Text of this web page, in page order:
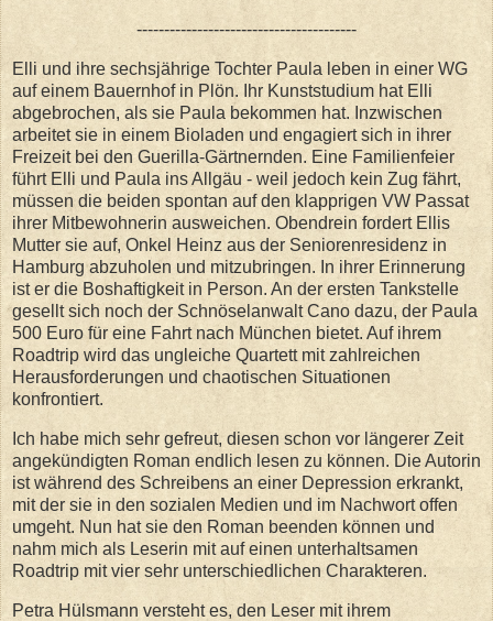
----------------------------------------
Elli und ihre sechsjährige Tochter Paula leben in einer WG
auf einem Bauernhof in Plön. Ihr Kunststudium hat Elli
abgebrochen, als sie Paula bekommen hat. Inzwischen
arbeitet sie in einem Bioladen und engagiert sich in ihrer
Freizeit bei den Guerilla-Gärtnernden. Eine Familienfeier
führt Elli und Paula ins Allgäu - weil jedoch kein Zug fährt,
müssen die beiden spontan auf den klapprigen VW Passat
ihrer Mitbewohnerin ausweichen. Obendrein fordert Ellis
Mutter sie auf, Onkel Heinz aus der Seniorenresidenz in
Hamburg abzuholen und mitzubringen. In ihrer Erinnerung
ist er die Boshaftigkeit in Person. An der ersten Tankstelle
gesellt sich noch der Schnöselanwalt Cano dazu, der Paula
500 Euro für eine Fahrt nach München bietet. Auf ihrem
Roadtrip wird das ungleiche Quartett mit zahlreichen
Herausforderungen und chaotischen Situationen
konfrontiert.
Ich habe mich sehr gefreut, diesen schon vor längerer Zeit
angekündigten Roman endlich lesen zu können. Die Autorin
ist während des Schreibens an einer Depression erkrankt,
mit der sie in den sozialen Medien und im Nachwort offen
umgeht. Nun hat sie den Roman beenden können und
nahm mich als Leserin mit auf einen unterhaltsamen
Roadtrip mit vier sehr unterschiedlichen Charakteren.
Petra Hülsmann versteht es, den Leser mit ihrem